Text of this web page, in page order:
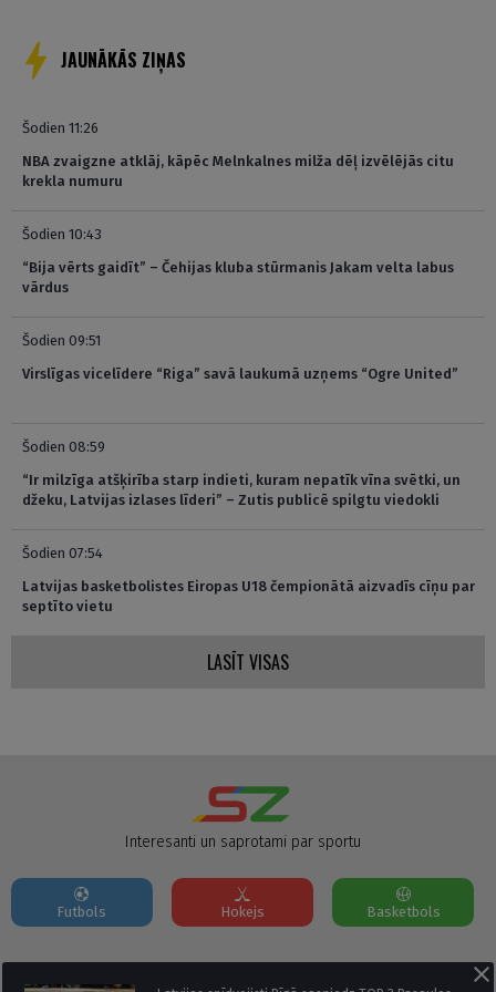
JAUNĀKĀS ZIŅAS
Šodien 11:26
NBA zvaigzne atklāj, kāpēc Melnkalnes milža dēļ izvēlējās citu
krekla numuru
Šodien 10:43
“Bija vērts gaidīt” – Čehijas kluba stūrmanis Jakam velta labus
vārdus
Šodien 09:51
Virslīgas vicelīdere “Riga” savā laukumā uzņems “Ogre United”
Šodien 08:59
“Ir milzīga atšķirība starp indieti, kuram nepatīk vīna svētki, un
džeku, Latvijas izlases līderi” – Zutis publicē spilgtu viedokli
Šodien 07:54
Latvijas basketbolistes Eiropas U18 čempionātā aizvadīs cīņu par
septīto vietu
LASĪT VISAS
Interesanti un saprotami par sportu
Futbols Hokejs Basketbols